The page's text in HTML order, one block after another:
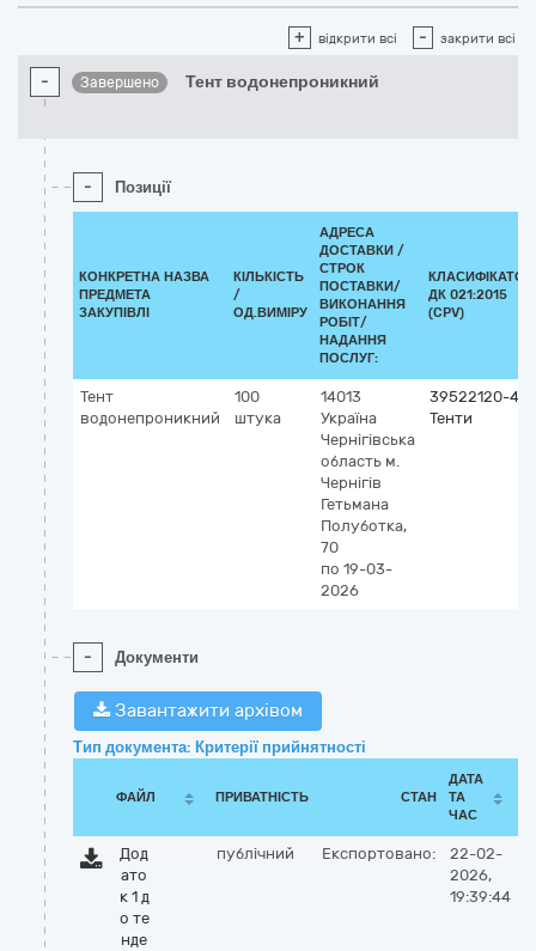
+ відкрити всі - закрити всі
- Завершено Тент водонепроникний
- Позиції
КОНКРЕТНА НАЗВА
ПРЕДМЕТА
ЗАКУПІВЛІ
КІЛЬКІСТЬ
/
ОД.ВИМІРУ
АДРЕСА
ДОСТАВКИ /
СТРОК
ПОСТАВКИ/
ВИКОНАННЯ
РОБІТ/
НАДАННЯ
ПОСЛУГ:
КЛАСИФІКАТОР
ДК 021:2015
(CPV)
Тент
водонепроникний
100
штука
14013
Україна
Чернігівська
область м.
Чернігів
Гетьмана
Полуботка,
70
по 19-03-
2026
39522120-4
Тенти
- Документи
Завантажити архівом
Тип документа: Критерії прийнятності
ФАЙЛ ПРИВАТНІСТЬ СТАН
ДАТА
ТА
ЧАС
Дод
ато
к 1 д
о те
нде
публічний Експортовано:
22-02-
2026,
19:39:44